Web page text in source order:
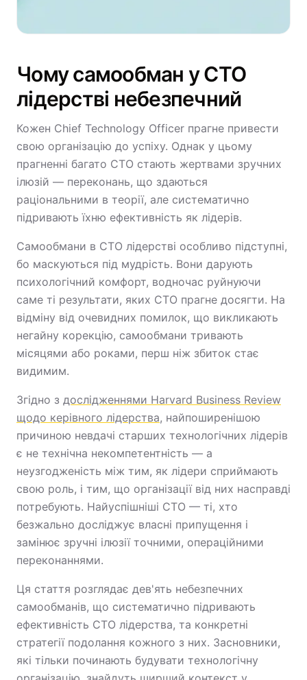
Чому самообман у CTO
лідерстві небезпечний
Кожен Chief Technology Officer прагне привести
свою організацію до успіху. Однак у цьому
прагненні багато CTO стають жертвами зручних
ілюзій — переконань, що здаються
раціональними в теорії, але систематично
підривають їхню ефективність як лідерів.
Самообмани в CTO лідерстві особливо підступні,
бо маскуються під мудрість. Вони дарують
психологічний комфорт, водночас руйнуючи
саме ті результати, яких CTO прагне досягти. На
відміну від очевидних помилок, що викликають
негайну корекцію, самообмани тривають
місяцями або роками, перш ніж збиток стає
видимим.
Згідно з дослідженнями Harvard Business Review
щодо керівного лідерства, найпоширенішою
причиною невдачі старших технологічних лідерів
є не технічна некомпетентність — а
неузгодженість між тим, як лідери сприймають
свою роль, і тим, що організації від них насправді
потребують. Найуспішніші CTO — ті, хто
безжально досліджує власні припущення і
замінює зручні ілюзії точними, операційними
переконаннями.
Ця стаття розглядає дев'ять небезпечних
самообманів, що систематично підривають
ефективність CTO лідерства, та конкретні
стратегії подолання кожного з них. Засновники,
які тільки починають будувати технологічну